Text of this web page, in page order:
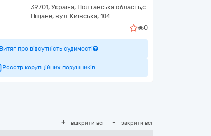
39701, Україна, Полтавська область,с.
Піщане, вул. Київська, 104
0
Витяг про відсутність судимості
Реєстр корупційних порушників
+ відкрити всі - закрити всі